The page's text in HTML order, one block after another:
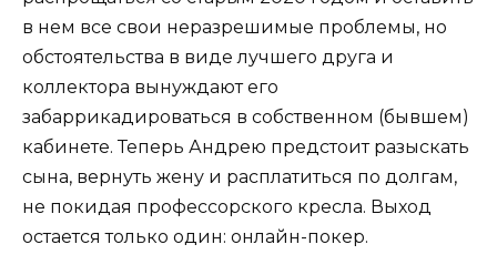
в нем все свои неразрешимые проблемы, но
обстоятельства в виде лучшего друга и
коллектора вынуждают его
забаррикадироваться в собственном (бывшем)
кабинете. Теперь Андрею предстоит разыскать
сына, вернуть жену и расплатиться по долгам,
не покидая профессорского кресла. Выход
остается только один: онлайн-покер.